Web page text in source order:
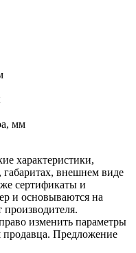
мм
характеристики,
внешнем виде
сертификаты и
и основываются на
изменить параметры
продавца. Предложение